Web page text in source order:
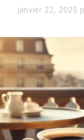
janvier 22, 2025